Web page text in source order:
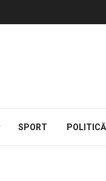
SPORT POLITICĂ